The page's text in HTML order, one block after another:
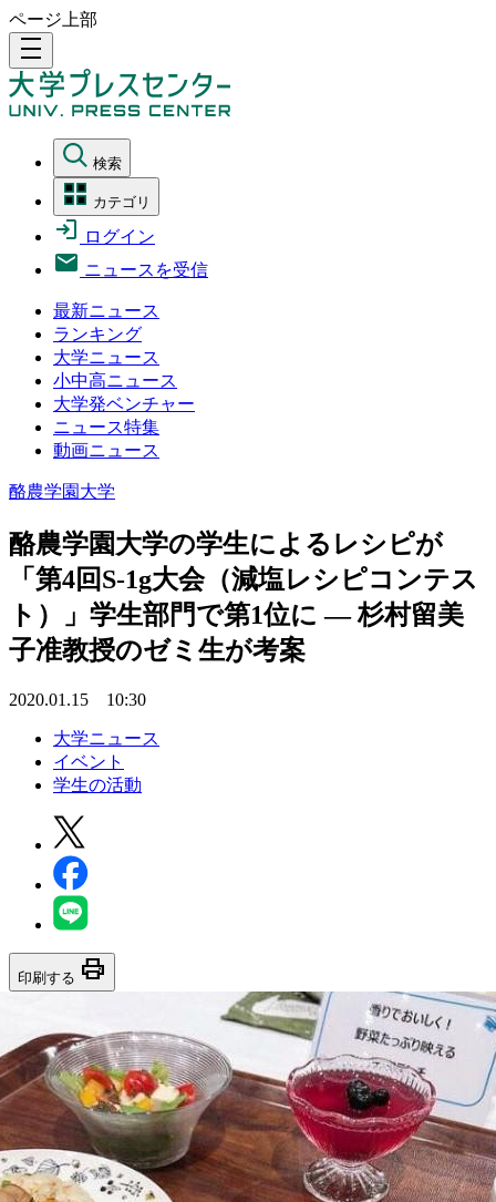
ページ上部
density_medium
検索
カテゴリ
ログイン
ニュースを受信
最新ニュース
ランキング
大学ニュース
小中高ニュース
大学発ベンチャー
ニュース特集
動画ニュース
酪農学園大学
酪農学園大学の学生によるレシピが
「第4回S-1g大会（減塩レシピコンテス
ト）」学生部門で第1位に — 杉村留美
子准教授のゼミ生が考案
2020.01.15 10:30
大学ニュース
イベント
学生の活動
印刷する print